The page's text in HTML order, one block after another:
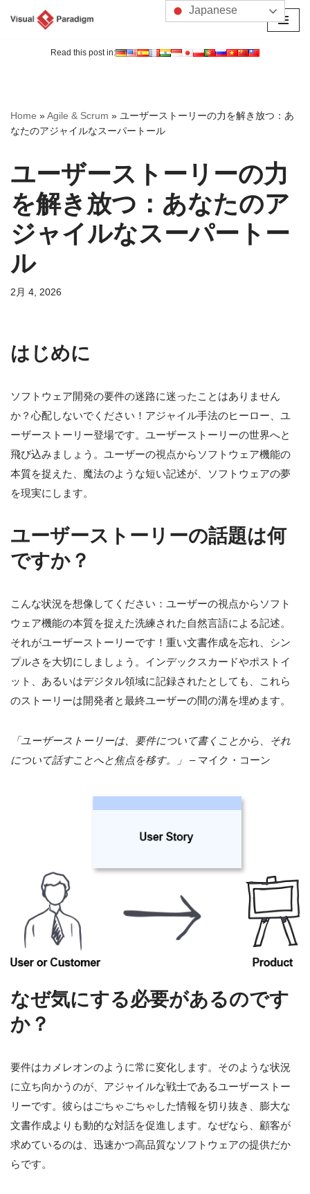
へ
ス
ッ
プ
Read this post in:
Home »Agile & Scrum » ユーザーストーリーの力を解き放つ：あ
なたのアジャイルなスーパートール
ユーザーストーリーの力
を解き放つ：あなたのア
ジャイルなスーパートー
ル
2月 4, 2026
はじめに
ソフトウェア開発の要件の迷路に迷ったことはありません
か？心配しないでください！アジャイル手法のヒーロー、ユ
ーザーストーリー登場です。ユーザーストーリーの世界へと
飛び込みましょう。ユーザーの視点からソフトウェア機能の
本質を捉えた、魔法のような短い記述が、ソフトウェアの夢
を現実にします。
ユーザーストーリーの話題は何
ですか？
こんな状況を想像してください：ユーザーの視点からソフト
ウェア機能の本質を捉えた洗練された自然言語による記述。
それがユーザーストーリーです！重い文書作成を忘れ、シン
プルさを大切にしましょう。インデックスカードやポストイ
ット、あるいはデジタル領域に記録されたとしても、これら
のストーリーは開発者と最終ユーザーの間の溝を埋めます。
「ユーザーストーリーは、要件について書くことから、それ
について話すことへと焦点を移す。」
– マイク・コーン
なぜ気にする必要があるのです
か？
要件はカメレオンのように常に変化します。そのような状況
に立ち向かうのが、アジャイルな戦士であるユーザーストー
リーです。彼らはごちゃごちゃした情報を切り抜き、膨大な
文書作成よりも動的な対話を促進します。なぜなら、顧客が
求めているのは、迅速かつ高品質なソフトウェアの提供だか
らです。
Japanese